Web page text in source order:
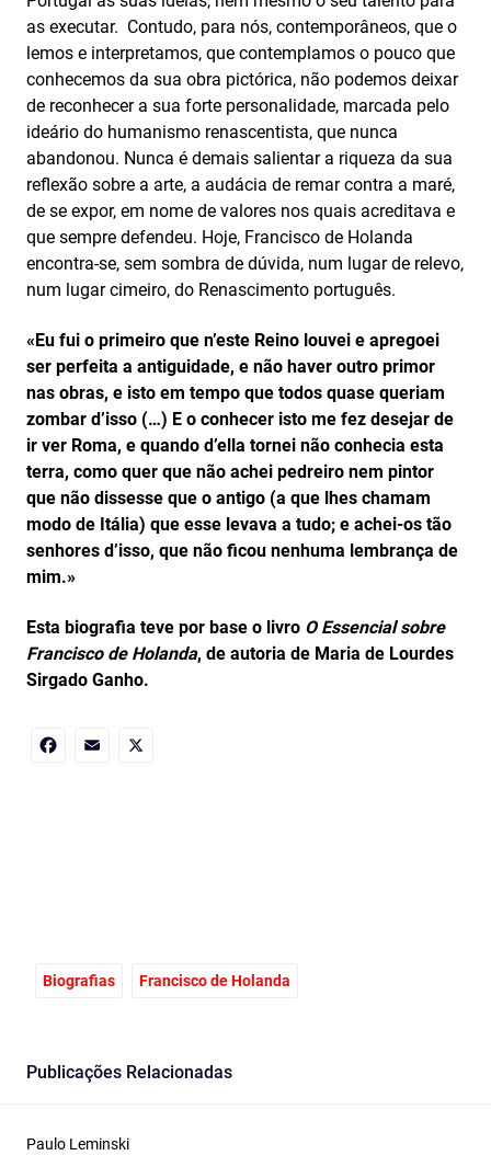
as executar. Contudo, para nós, contemporâneos, que o
lemos e interpretamos, que contemplamos o pouco que
conhecemos da sua obra pictórica, não podemos deixar
de reconhecer a sua forte personalidade, marcada pelo
ideário do humanismo renascentista, que nunca
abandonou. Nunca é demais salientar a riqueza da sua
reflexão sobre a arte, a audácia de remar contra a maré,
de se expor, em nome de valores nos quais acreditava e
que sempre defendeu. Hoje, Francisco de Holanda
encontra-se, sem sombra de dúvida, num lugar de relevo,
num lugar cimeiro, do Renascimento português.
«Eu fui o primeiro que n’este Reino louvei e apregoei
ser perfeita a antiguidade, e não haver outro primor
nas obras, e isto em tempo que todos quase queriam
zombar d’isso (…) E o conhecer isto me fez desejar de
ir ver Roma, e quando d’ella tornei não conhecia esta
terra, como quer que não achei pedreiro nem pintor
que não dissesse que o antigo (a que lhes chamam
modo de Itália) que esse levava a tudo; e achei-os tão
senhores d’isso, que não ficou nenhuma lembrança de
mim.»
Esta biografia teve por base o livro O Essencial sobre
Francisco de Holanda, de autoria de Maria de Lourdes
Sirgado Ganho.
Biografias Francisco de Holanda
Publicações Relacionadas
Paulo Leminski